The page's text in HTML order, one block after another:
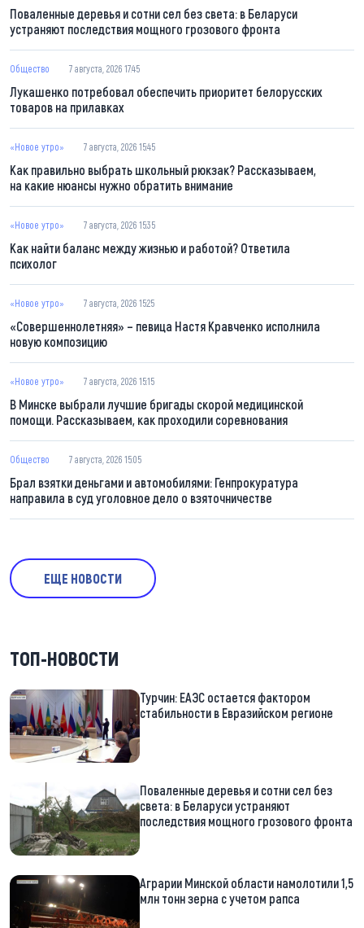
Поваленные деревья и сотни сел без света: в Беларуси
устраняют последствия мощного грозового фронта
Общество 7 августа, 2026 17:45
Лукашенко потребовал обеспечить приоритет белорусских
товаров на прилавках
«Новое утро» 7 августа, 2026 15:45
Как правильно выбрать школьный рюкзак? Рассказываем,
на какие нюансы нужно обратить внимание
«Новое утро» 7 августа, 2026 15:35
Как найти баланс между жизнью и работой? Ответила
психолог
«Новое утро» 7 августа, 2026 15:25
«Совершеннолетняя» – певица Настя Кравченко исполнила
новую композицию
«Новое утро» 7 августа, 2026 15:15
В Минске выбрали лучшие бригады скорой медицинской
помощи. Рассказываем, как проходили соревнования
Общество 7 августа, 2026 15:05
Брал взятки деньгами и автомобилями: Генпрокуратура
направила в суд уголовное дело о взяточничестве
ЕЩЕ НОВОСТИ
ТОП-НОВОСТИ
Турчин: ЕАЭС остается фактором
стабильности в Евразийском регионе
Поваленные деревья и сотни сел без
света: в Беларуси устраняют
последствия мощного грозового фронта
Аграрии Минской области намолотили 1,5
млн тонн зерна с учетом рапса